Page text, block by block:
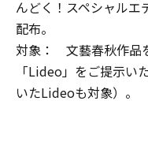
んどく！スペシャルエ
配布。
対象： 文藝春秋作品
「Lideo」をご提示い
いたLideoも対象）。